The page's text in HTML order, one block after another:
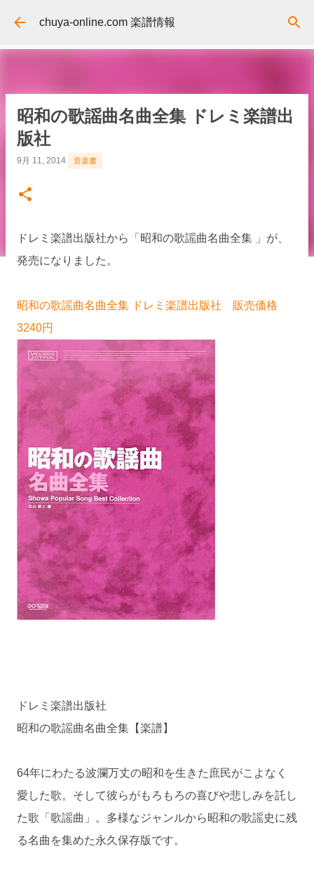
スキップしてメイン コンテンツに移動
chuya-online.com 楽譜情報
昭和の歌謡曲名曲全集 ドレミ楽譜出
版社
9月 11, 2014 音楽書
ドレミ楽譜出版社から「昭和の歌謡曲名曲全集 」が、
発売になりました。
昭和の歌謡曲名曲全集 ドレミ楽譜出版社 販売価格
3240円
ドレミ楽譜出版社
昭和の歌謡曲名曲全集【楽譜】
64年にわたる波瀾万丈の昭和を生きた庶民がこよなく
愛した歌。そして彼らがもろもろの喜びや悲しみを託し
た歌「歌謡曲」。多様なジャンルから昭和の歌謡史に残
る名曲を集めた永久保存版です。